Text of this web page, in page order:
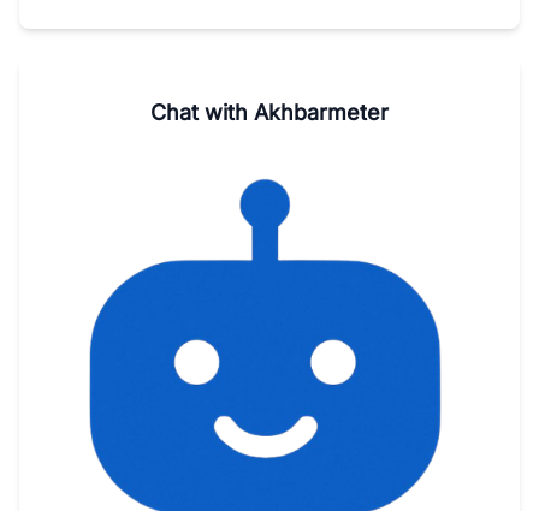
Chat with Akhbarmeter